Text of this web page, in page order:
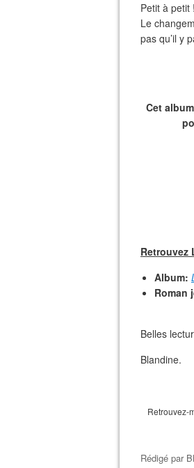
Petit à petit !
Le
pas qu’il y
Cet
Retrouvez
Album:
Roman
Belles
Blandine.
Retrouvez-
Rédigé par